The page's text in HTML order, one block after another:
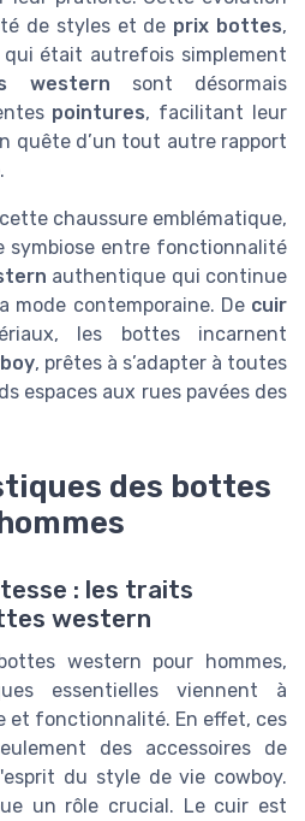
de styles et de prix bottes,
était autrefois simplement
western sont désormais
pointures, facilitant leur
quête d’un tout autre rapport
chaussure emblématique,
symbiose entre fonctionnalité
authentique qui continue
mode contemporaine. De cuir
les bottes incarnent
, prêtes à s’adapter à toutes
espaces aux rues pavées des
des bottes
: les traits
western
western pour hommes,
essentielles viennent à
et fonctionnalité. En effet, ces
des accessoires de
du style de vie cowboy.
un rôle crucial. Le cuir est